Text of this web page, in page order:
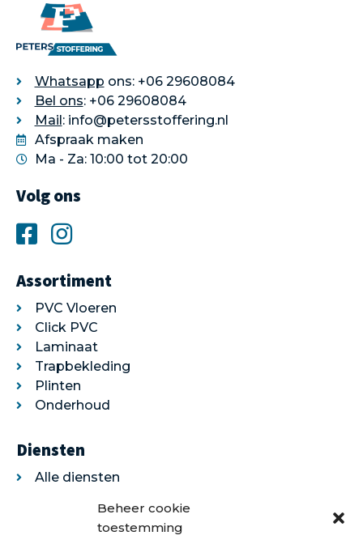
Beheer cookie
toestemming
Whatsapp ons: +06 29608084
Bel ons: +06 29608084
Mail: info@petersstoffering.nl
Afspraak maken
Ma - Za: 10:00 tot 20:00
Volg ons
Assortiment
PVC Vloeren
Click PVC
Laminaat
Trapbekleding
Plinten
Onderhoud
Diensten
Alle diensten
Egaliseren
Traprenovatie